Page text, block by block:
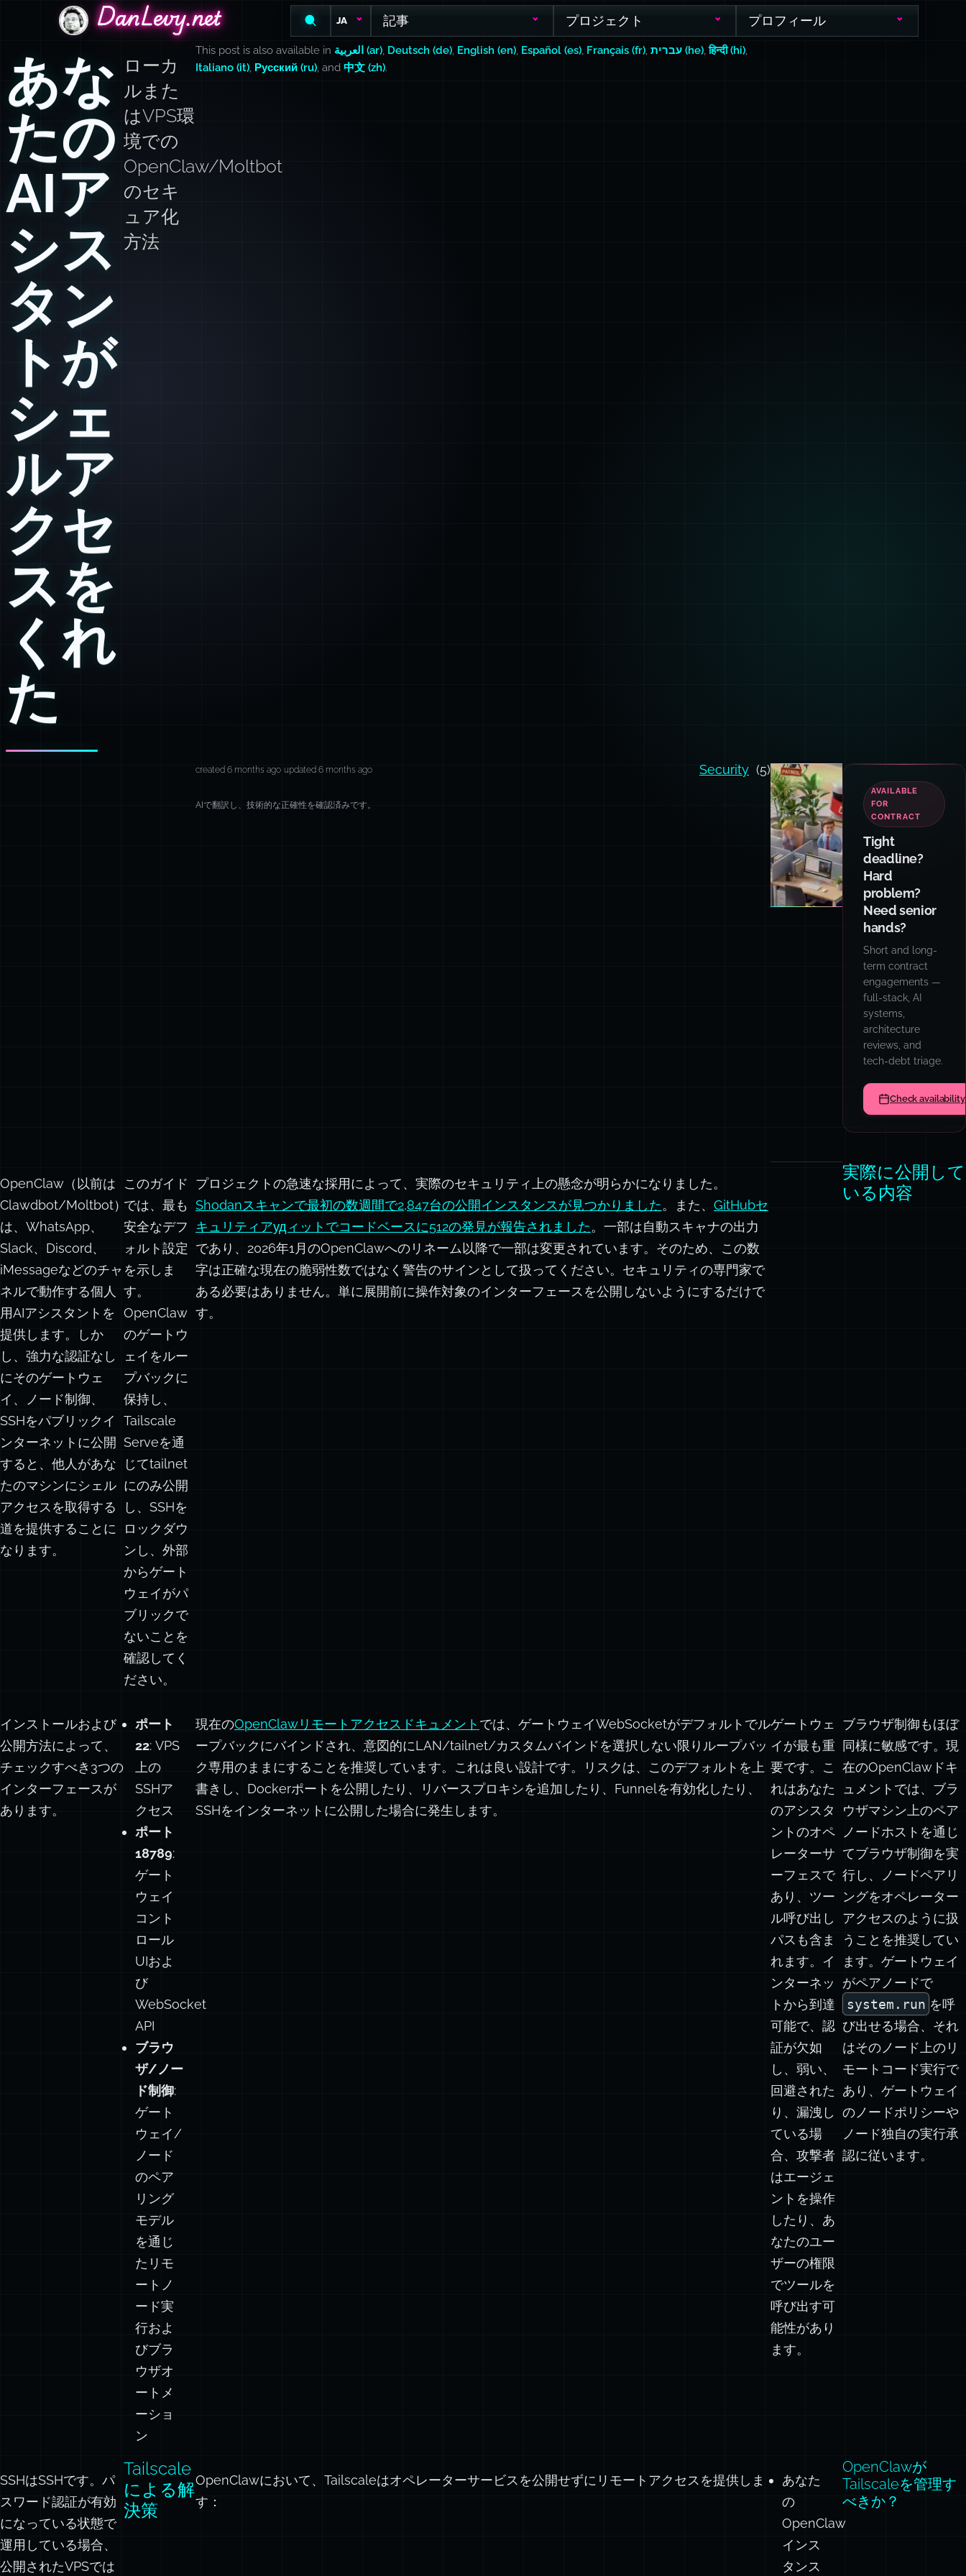
DanLevy.netDanLevy.net
DanLevy.net JA 記事 プロジェクト プロフィール
あな
たの
AIア
シス
タン
トが
シェ
ルア
クセ
スを
くれ
た
ローカ
ルまた
はVPS環
境での
OpenClaw/Moltbot
のセキ
ュア化
方法
This post is also available in العربية (ar) Deutsch (de) English (en) Español (es) Français (fr) עברית (he) ,हिन्दी (hi)
Italiano (it) Русский (ru) , and 中文 (zh).
created 6 months ago updated 6 months ago Security (5)
AIで翻訳し、技術的な正確性を確認済みです。
AI
ARCHITECTURE
Building AI-
native
systems that
actually
scale?
I design RAG
pipelines, agent
loops, and multi-
model routers
with cost,
latency, and
quality tradeoffs
made visible
from day one.
Let's review the
Clawdbot/Moltbot）
は、WhatsApp、
Slack、Discord、
iMessageなどのチャ
ネルで動作する個人
用AIアシスタントを
提供します。しか
し、強力な認証なし
にそのゲートウェ
イ、ノード制御、
SSHをパブリックイ
ンターネットに公開
すると、他人があな
たのマシンにシェル
アクセスを取得する
道を提供することに
なります。
では、最も
安全なデフ
ォルト設定
を示しま
す。
OpenClaw
のゲートウ
ェイをルー
プバックに
保持し、
Tailscale
Serveを通
じてtailnet
にのみ公開
し、SSHを
ロックダウ
ンし、外部
からゲート
ウェイがパ
ブリックで
ないことを
確認してく
ださい。
Shodanスキャンで最初の数週間で2,847台の公開インスタンスが見つかりました 。また、GitHubセ
キュリティアудィットでコードベースに512の発見が報告されました。一部は自動スキャナの出力
であり、2026年1月のOpenClawへのリネーム以降で一部は変更されています。そのため、この数
字は正確な現在の脆弱性数ではなく警告のサインとして扱ってください。セキュリティの専門家で
ある必要はありません。単に展開前に操作対象のインターフェースを公開しないようにするだけで
す。
実際に公開して
いる内容
公開方法によって、
チェックすべき3つの
インターフェースが
あります。
22 : VPS
上の
SSHア
クセス
ポート
18789
ゲート
ウェイ
コント
ロール
UIおよ
び
WebSocket
API
ブラウ
ザ/ノー
ド制御
ゲート
ウェイ/
ノード
のペア
リング
モデル
を通じ
たリモ
ートノ
ード実
行およ
びブラ
ウザオ
ートメ
ーショ
ープバックにバインドされ、意図的にLAN/tailnet/カスタムバインドを選択しない限りループバッ
ク専用のままにすることを推奨しています。これは良い設計です。リスクは、このデフォルトを上
書きし、Dockerポートを公開したり、リバースプロキシを追加したり、Funnelを有効化したり、
SSHをインターネットに公開した場合に発生します。
イが最も重
要です。こ
れはあなた
のアシスタ
ントのオペ
レーターサ
ーフェスで
あり、ツー
ル呼び出し
パスも含ま
れます。イ
ンターネッ
トから到達
可能で、認
証が欠如
し、弱い、
回避された
り、漏洩し
ている場
合、攻撃者
はエージェ
ントを操作
したり、あ
なたのユー
ザーの権限
でツールを
呼び出す可
能性があり
ます。
同様に敏感です。現
在のOpenClawドキ
ュメントでは、ブラ
ウザマシン上のペア
ノードホストを通じ
てブラウザ制御を実
行し、ノードペアリ
ングをオペレーター
アクセスのように扱
うことを推奨してい
ます。ゲートウェイ
がペアノードで
system.run を呼
び出せる場合、それ
はそのノード上のリ
モートコード実行で
あり、ゲートウェイ
のノードポリシーや
ノード独自の実行承
認に従います。
スワード認証が有効
になっている状態で
運用している場合、
公開されたVPSでは
による解
決策
す：
の
OpenClaw
インス
タンス
Tailscaleを管理す
べきか？